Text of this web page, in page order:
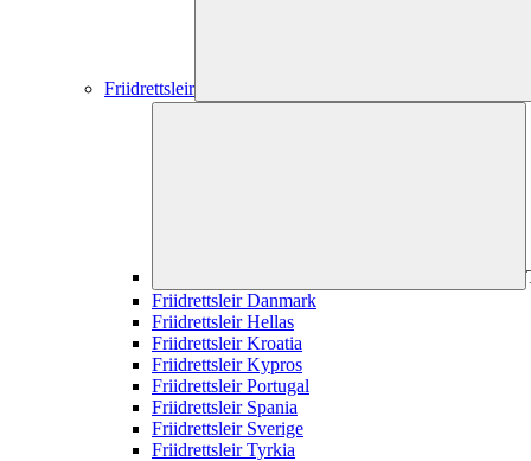
Friidrettsleir
Friidrettsleir Danmark
Friidrettsleir Hellas
Friidrettsleir Kroatia
Friidrettsleir Kypros
Friidrettsleir Portugal
Friidrettsleir Spania
Friidrettsleir Sverige
Friidrettsleir Tyrkia